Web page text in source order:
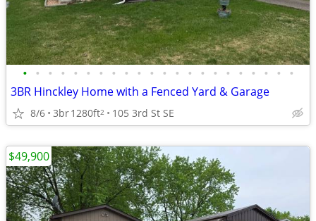
• • • • • • • • • • • • • • • • • • • • • •
3BR Hinckley Home with a Fenced Yard & Garage
8/6 3br1280ft2 105 3rd St SE
$49,900